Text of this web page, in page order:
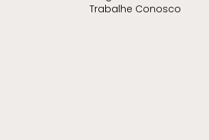
Trabalhe Conosco